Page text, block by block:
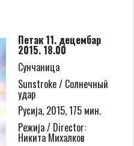
Петак 11. децембар
2015. 18.00
Сунчаница
Sunstroke / Солнечный
удар
Русија, 2015, 175 мин.
Режија / Director:
Никита Михалков